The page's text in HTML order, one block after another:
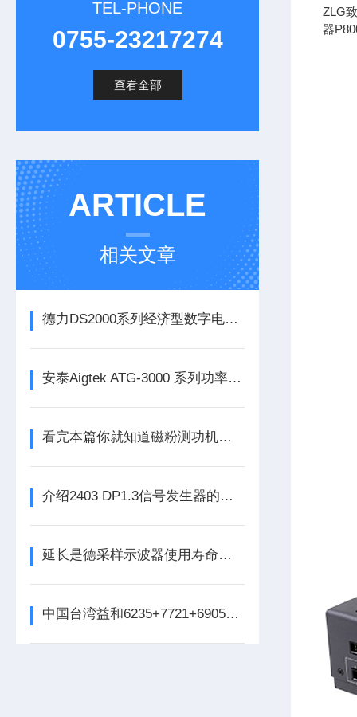
TEL-PHONE
0755-23217274
查看全部
ARTICLE
相关文章
德力DS2000系列经济型数字电视测试仪
安泰Aigtek ATG-3000 系列功率信号源
看完本篇你就知道磁粉测功机的特性有哪些了
介绍2403 DP1.3信号发生器的技术特点
延长是德采样示波器使用寿命的五大保养技巧
中国台湾益和6235+7721+6905三合一变压器综合测试系统
ZLG
器